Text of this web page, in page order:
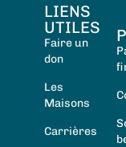
LIENS
UTILES
Faire un
don
Les
Maisons
Carrières